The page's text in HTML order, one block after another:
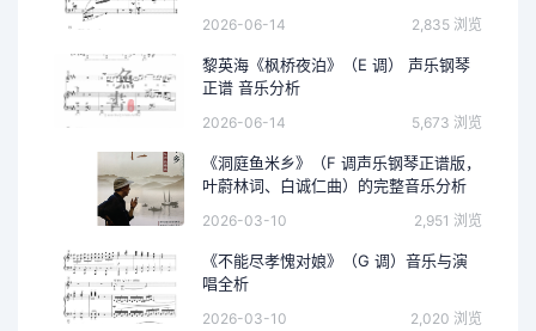
2026-06-14 2,835 浏览
黎英海《枫桥夜泊》（E 调） 声乐钢琴
正谱 音乐分析
2026-06-14 5,673 浏览
《洞庭鱼米乡》（F 调声乐钢琴正谱版，
叶蔚林词、白诚仁曲）的完整音乐分析
2026-03-10 2,951 浏览
《不能尽孝愧对娘》（G 调）音乐与演
唱全析
2026-03-10 2,020 浏览